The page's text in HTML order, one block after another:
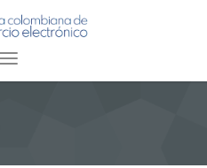
Toggle navigation